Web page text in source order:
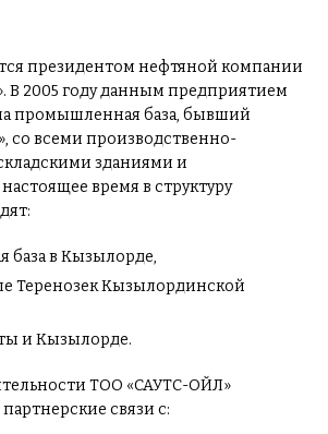
президентом нефтяной компании
В 2005 году данным предприятием
промышленная база, бывший
со всеми производственно-
зданиями и
время в структуру
в Кызылорде,
Теренозек Кызылординской
и Кызылорде.
ТОО «САУТС-ОЙЛ»
связи с: